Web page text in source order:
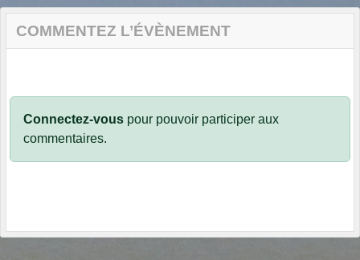
COMMENTEZ L’ÉVÈNEMENT
Connectez-vous pour pouvoir participer aux
commentaires.